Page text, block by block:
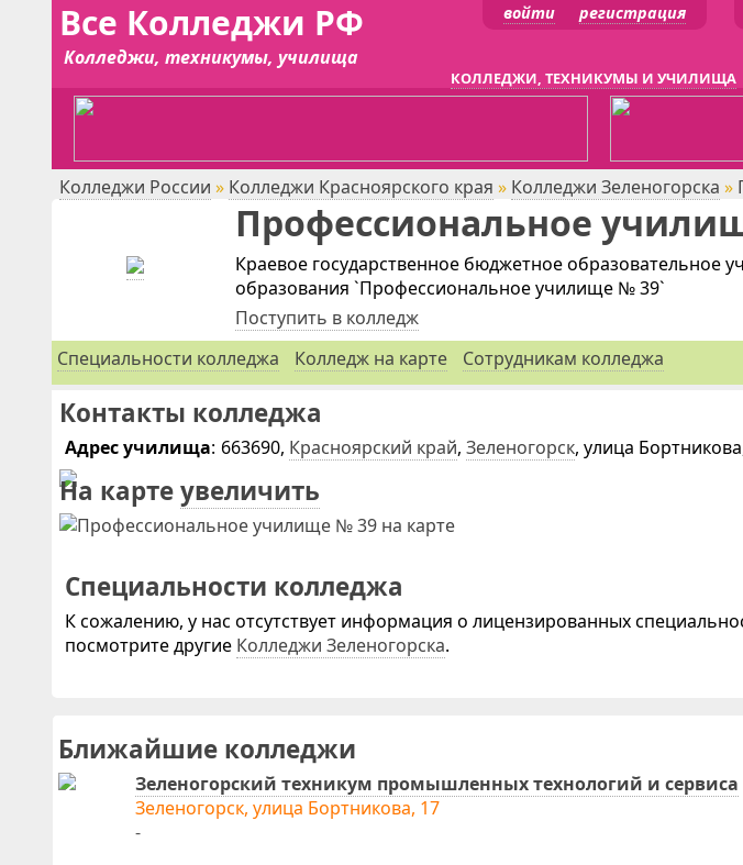
Все Колледжи РФ
Колледжи, техникумы, училища
войти регистрация
КОЛЛЕДЖИ, ТЕХНИКУМЫ И УЧИЛИЩА
Колледжи России » Колледжи Красноярского края » Колледжи Зеленогорска »
Профессиональное
Краевое государственное бюджетное образовательное
образования `Профессиональное училище № 39`
Поступить в колледж
Специальности колледжа Колледж на карте Сотрудникам колледжа
Контакты колледжа
Адрес училища: 663690, Красноярский край, Зеленогорск, улица
На картеувеличить
Специальности колледжа
К сожалению, у нас отсутствует информация о лицензированных
посмотрите другие Колледжи Зеленогорска.
Ближайшие колледжи
Зеленогорский техникум промышленных технологий и сервиса
Зеленогорск, улица Бортникова, 17
-